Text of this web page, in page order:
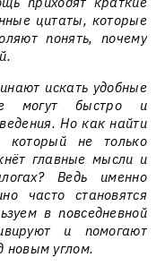
цитаты, которые
понять, почему
искать удобные
могут быстро и
Но как найти
который не только
главные мысли и
Ведь именно
часто становятся
в повседневной
и помогают
новым углом.